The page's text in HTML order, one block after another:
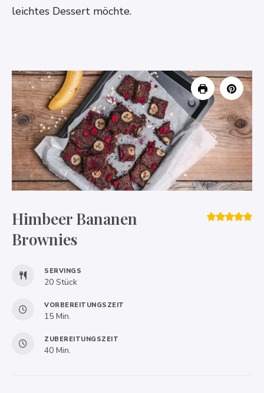
leichtes Dessert möchte.
Himbeer Bananen
Brownies
SERVINGS
20 Stück
VORBEREITUNGSZEIT
15Minuten
Min.
ZUBEREITUNGSZEIT
40Minuten
Min.